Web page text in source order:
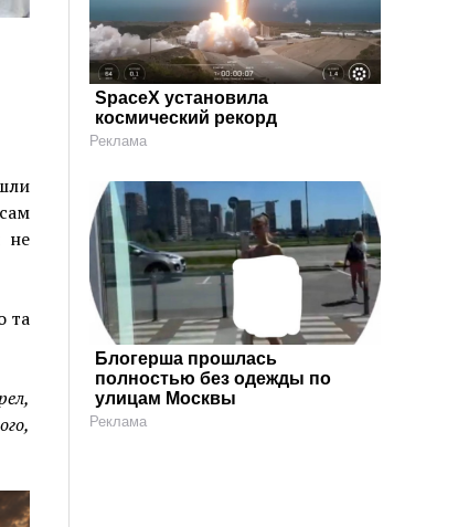
не
та
SpaceX установила
космический рекорд
Реклама
Блогерша прошлась
полностью без одежды по
улицам Москвы
Реклама